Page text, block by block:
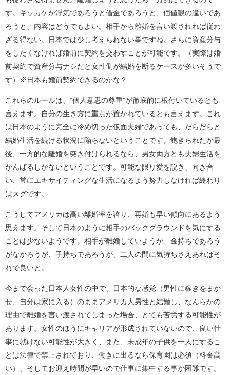
す。キッカケが浮気であろうと借金であろうと、価値観の違いであ
ろうと、内容はどうでもよい。相手から離婚を言い渡されれば従わ
ざる得ない。日本では少し考えられない事ですね。さらに資産分与
をしたくなければ婚前に契約を交わすことが可能です。（実際は婚
前契約で資産分与ナシだと女性側が結婚を断るケースが多いそうで
す）※日本も婚前契約できるのかな？
これらのルールは、”個人意思の尊重”が徹底的に根付いているとも
言えます。自分の生き方に重点が置かれているとも言えます。これ
は日本のように完全に冷め切った仮面夫婦であっても、だらだらと
結婚生活を続ける状況に陥らないということです。飽きられたが最
後、一方的な離婚を突き付けられるなら、男女両方とも夫婦生活を
がんばるしかないということです。可能な限り愛を説き、向き合
い、常にエキサイティングな生活になるよう努力しなければ終わり
はスグです。
こうしてアメリカは高い離婚率を誇り、再婚も早い傾向にあるよう
思えます。そして日本のように相手のバックグラウンドを気にする
ことは少ないようです。相手が離婚していようが、金持ちであろう
がなかろうが、子持ちであろうが、二人の間に気持ちさえあればそ
れで良いと。
今まで会った日本人女性の中で、日本的な感覚（男性に稼ぎをまか
せ、自分は家に入る）のままアメリカ人男性と結婚し、なんらかの
理由で離婚を言い渡されてしまった場合、とても苦労する可能性が
あります。女性のほうにキャリアが形成されていないので、良い仕
事に就けない可能性が大きく、また、未成年の子供を一人にするこ
とは法律で禁止されており、働きに出るなら保育園は必須（料金高
い）、そしてお迎え時間が早いので仕事に集中する事が困難です。